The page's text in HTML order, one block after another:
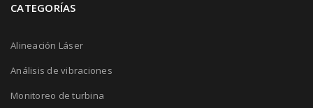
CATEGORÍAS
Alineación Láser
Análisis de vibraciones
Monitoreo de turbina